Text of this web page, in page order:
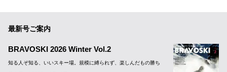
最新号ご案内
BRAVOSKI 2026 Winter Vol.2
知る人ぞ知る、いいスキー場。規模に縛られず、楽しんだもの勝ち